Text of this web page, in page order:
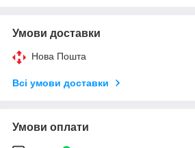
Умови доставки
Нова Пошта
Всі умови доставки
Умови оплати